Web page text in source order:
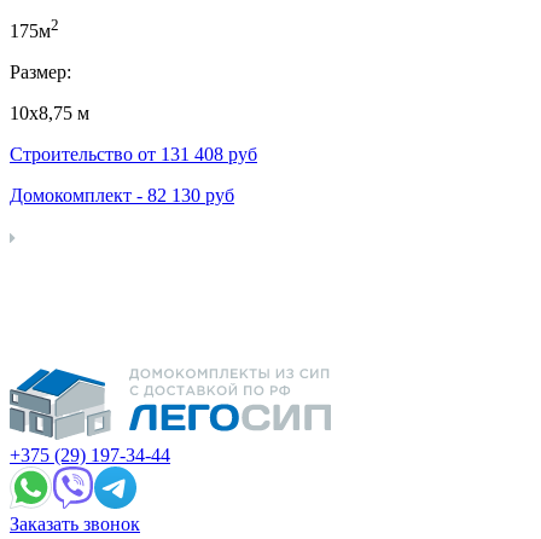
175м2
Размер:
10х8,75 м
Строительство от 131 408 руб
Домокомплект - 82 130 руб
+375 (29) 197-34-44
Заказать звонок